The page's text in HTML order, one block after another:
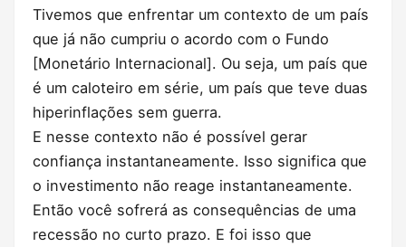
Tivemos que enfrentar um contexto de um país
que já não cumpriu o acordo com o Fundo
[Monetário Internacional]. Ou seja, um país que
é um caloteiro em série, um país que teve duas
hiperinflações sem guerra.
E nesse contexto não é possível gerar
confiança instantaneamente. Isso significa que
o investimento não reage instantaneamente.
Então você sofrerá as consequências de uma
recessão no curto prazo. E foi isso que